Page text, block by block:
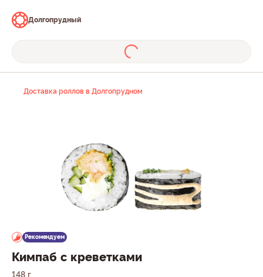
Долгопрудный
Доставка роллов в Долгопрудном
Рекомендуем
Кимпаб с креветками
148 г